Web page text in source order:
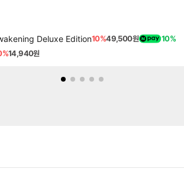
Deluxe Edition10%49,500원 10%
14,940원